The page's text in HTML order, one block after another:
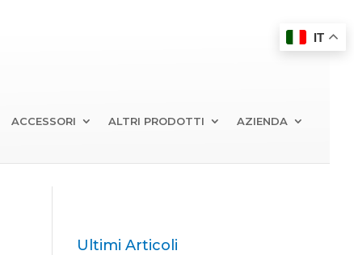
ACCESSORI ALTRI PRODOTTI AZIENDA
Ultimi Articoli
IT